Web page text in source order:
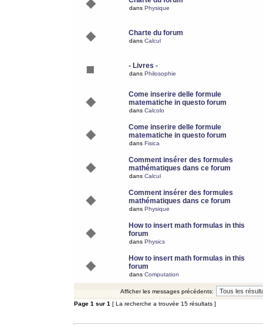
dans Physique
Charte du forum
dans Calcul
- Livres -
dans Philosophie
Come inserire delle formule
matematiche in questo forum
dans Calcolo
Come inserire delle formule
matematiche in questo forum
dans Fisica
Comment insérer des formules
mathématiques dans ce forum
dans Calcul
Comment insérer des formules
mathématiques dans ce forum
dans Physique
How to insert math formulas in this
forum
dans Physics
How to insert math formulas in this
forum
dans Computation
Afficher les messages précédents:
Page 1 sur 1 [ La recherche a trouvée 15 résultats ]